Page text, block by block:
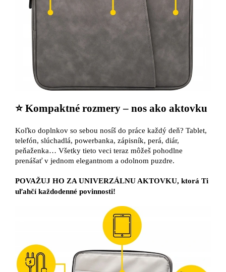
⭐ Kompaktné rozmery – nos ako aktovku
Koľko doplnkov so sebou nosíš do práce každý deň? Tablet,
telefón, slúchadlá, powerbanka, zápisník, perá, diár,
peňaženka… Všetky tieto veci teraz môžeš pohodlne
prenášať v jednom elegantnom a odolnom puzdre.
POVAŽUJ HO ZA UNIVERZÁLNU AKTOVKU, ktorá Ti
uľahčí každodenné povinnosti!